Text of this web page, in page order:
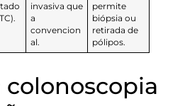
invasiva que
a
convencion
al.
permite
biópsia ou
retirada de
pólipos.